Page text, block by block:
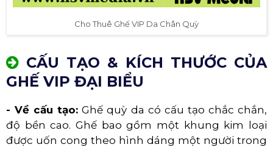
Cho Thuê Ghế VIP Da Chân Quỳ
CẤU TẠO & KÍCH THƯỚC CỦA
GHẾ VIP ĐẠI BIỂU
- Về cấu tạo: Ghế quỳ da có cấu tạo chắc chắn,
độ bền cao. Ghế bao gồm một khung kim loại
được uốn cong theo hình dáng một người trong